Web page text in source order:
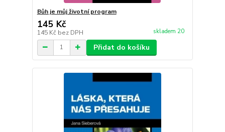
Bůh je můj životní program
145 Kč
145 Kč bez DPH skladem 20
Přidat do košíku